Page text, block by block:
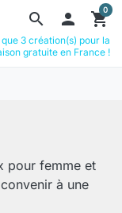
search  shopping_cart
0
que 3 création(s) pour la
gratuite en France !
pour femme et
à une